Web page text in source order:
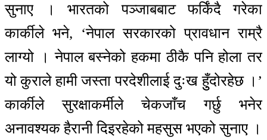
सुनाए । भारतको पञ्जाबबाट फर्किंदै गरेका
कार्कीले भने, ‘नेपाल सरकारको प्रावधान राम्रै
लाग्यो । नेपाल बस्नेको हकमा ठीकै पनि होला तर
यो कुराले हामी जस्ता परदेशीलाई दुःख हुुँदोरहेछ ।’
कार्कीले सुरक्षाकर्मीले चेकजाँच गर्छु भनेर
अनावश्यक हैरानी दिइरहेको महसुस भएको सुनाए ।